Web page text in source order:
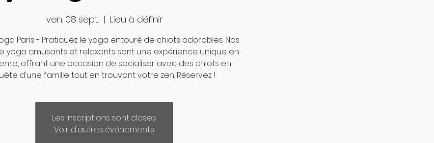
ven. 08 sept.
  |
Lieu à définir
Paris - Pratiquez le yoga entouré de chiots adorables. Nos
yoga amusants et relaxants sont une expérience unique en
offrant une occasion de socialiser avec des chiots en
d'une famille tout en trouvant votre zen. Réservez !
Les inscriptions sont closes
Voir d'autres événements